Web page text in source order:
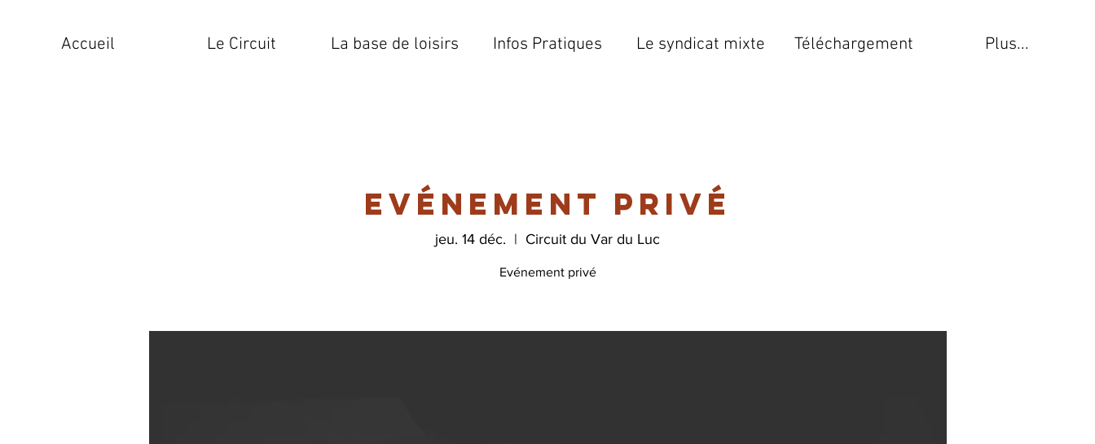
Accueil Le Circuit La base de loisirs Infos Pratiques Le syndicat mixte Téléchargement Plus...
Evénement privé
jeu. 14 déc.
  |
Circuit du Var du Luc
Evénement privé